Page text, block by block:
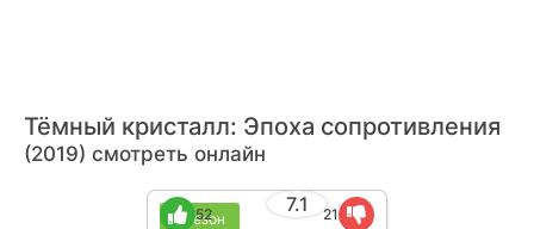
Тёмный кристалл: Эпоха сопротивления
(2019) смотреть онлайн
1 сезон
7.1
52 21